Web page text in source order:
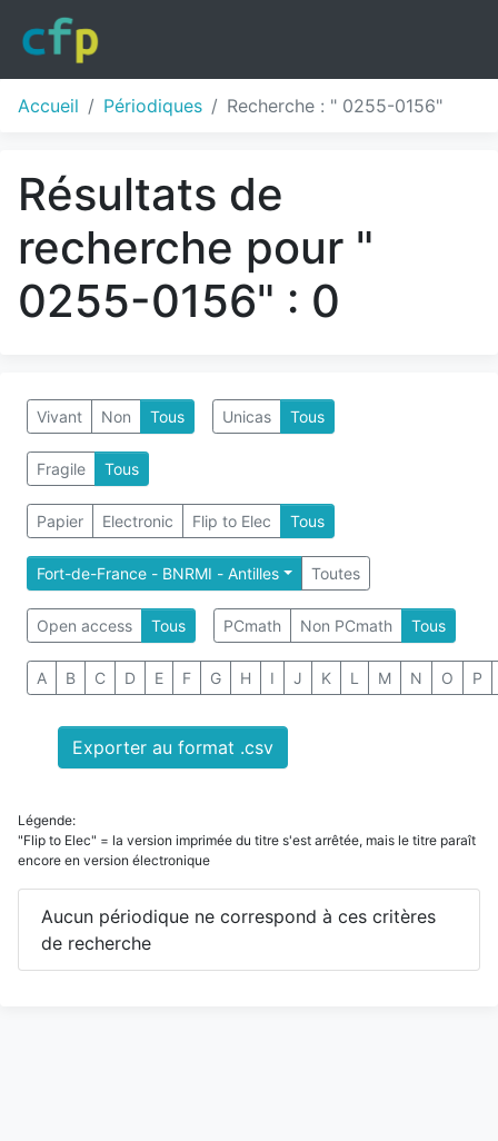
Accueil Périodiques Recherche : " 0255-0156"
Résultats de
recherche pour "
0255-0156" : 0
Vivant Non Tous Unicas Tous
Fragile Tous
Papier Electronic Flip to Elec Tous
Fort-de-France - BNRMI - Antilles Toutes
Open access Tous PCmath Non PCmath Tous
A B C D E F G H I J K L M N O P
Exporter au format .csv
Légende:
"Flip to Elec" = la version imprimée du titre s'est arrêtée, mais le titre paraît
encore en version électronique
Aucun périodique ne correspond à ces critères
de recherche